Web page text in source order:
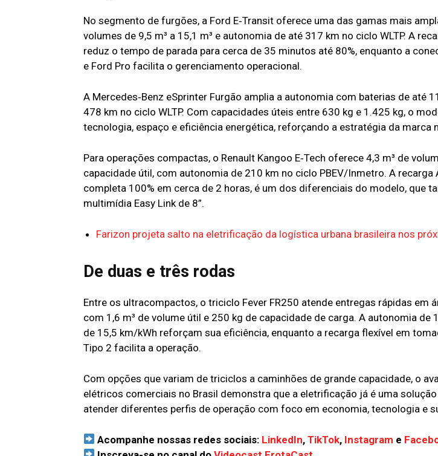
No segmento de furgões, a Ford E‑Transit oferece uma das gamas mais
volumes de 9,5 m³ a 15,1 m³ e autonomia de até 317 km no ciclo WLTP. A
reduz o tempo de parada para cerca de 35 minutos até 80%, enquanto a
e Ford Pro facilita o gerenciamento operacional.
A Mercedes‑Benz eSprinter Furgão amplia a autonomia com baterias de até
478 km no ciclo WLTP. Com capacidades úteis entre 630 kg e 1.425 kg, o
tecnologia, espaço e eficiência energética, reforçando a estratégia da marca
Para operações compactas, o Renault Kangoo E‑Tech oferece 4,3 m³ de
capacidade útil, com autonomia de 210 km no ciclo PBEV/Inmetro. A recarga
completa 100% em cerca de 2 horas, é um dos diferenciais do modelo, que
multimídia Easy Link de 8”.
Farizon projeta salto na eletrificação da logística urbana brasileira nos
De duas e três rodas
Entre os ultracompactos, o triciclo Fever FR250 atende entregas rápidas em
com 1,6 m³ de volume útil e 250 kg de capacidade de carga. A autonomia de
de 15,5 km/kWh reforçam sua eficiência, enquanto a recarga flexível em
Tipo 2 facilita a operação.
Com opções que variam de triciclos a caminhões de grande capacidade, o
elétricos comerciais no Brasil demonstra que a eletrificação já é uma
atender diferentes perfis de operação com foco em economia, tecnologia e
Acompanhe nossas redes sociais: LinkedIn,TikTok, Instagram e